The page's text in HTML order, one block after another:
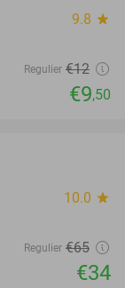
9.8 star
Regulier €12
€9,50
10.0 star
Regulier €65
€34